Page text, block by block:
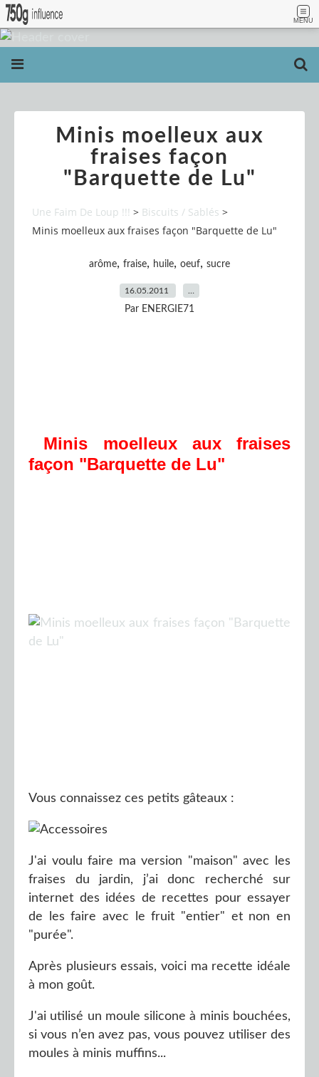
MENU
Minis moelleux aux
fraises façon
"Barquette de Lu"
Une Faim De Loup !!! > Biscuits / Sablés >
Minis moelleux aux fraises façon "Barquette de Lu"
arôme, fraise, huile, oeuf, sucre
16.05.2011
Par ENERGIE71
Minis moelleux aux fraises
façon "Barquette de Lu"
Vous connaissez ces petits gâteaux :
J'ai voulu faire ma version "maison" avec les
fraises du jardin, j’ai donc recherché sur
internet des idées de recettes pour essayer
de les faire avec le fruit "entier" et non en
"purée".
Après plusieurs essais, voici ma recette idéale
à mon goût.
J'ai utilisé un moule silicone à minis bouchées,
si vous n’en avez pas, vous pouvez utiliser des
moules à minis muffins...